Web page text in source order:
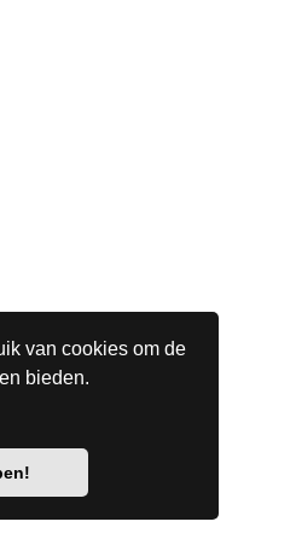
van cookies om de
bieden.